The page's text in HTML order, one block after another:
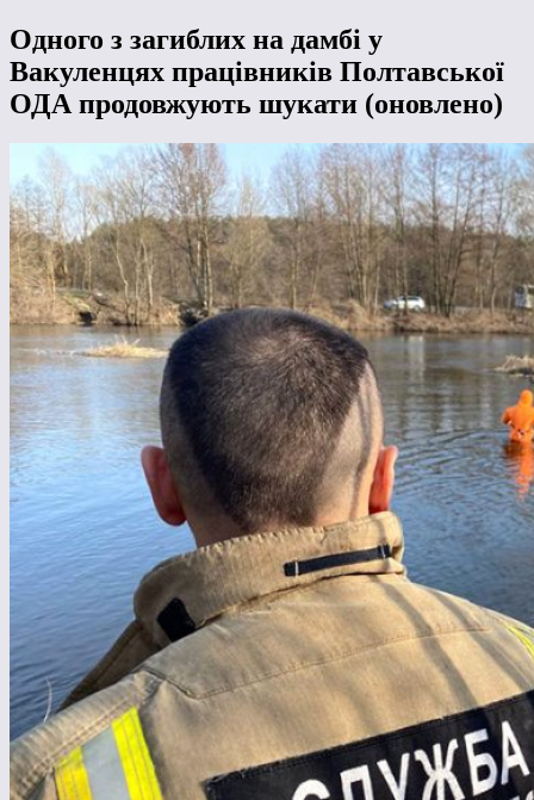
Одного з загиблих на дамбі у
Вакуленцях працівників Полтавської
ОДА продовжують шукати (оновлено)